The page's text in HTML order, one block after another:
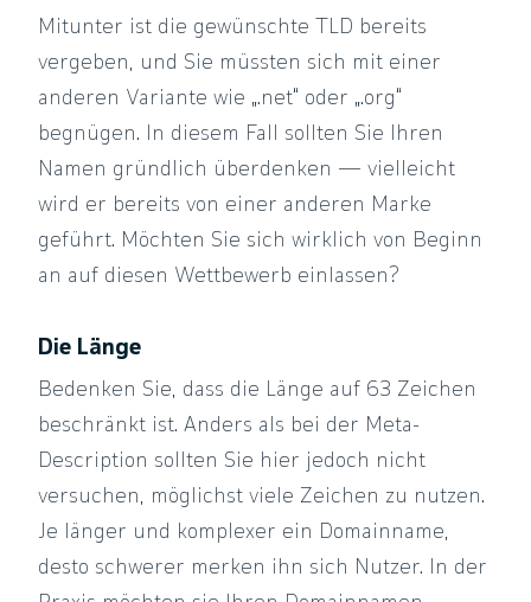
Mitunter ist die gewünschte TLD bereits
vergeben, und Sie müssten sich mit einer
anderen Variante wie „.net“ oder „.org“
begnügen. In diesem Fall sollten Sie Ihren
Namen gründlich überdenken — vielleicht
wird er bereits von einer anderen Marke
geführt. Möchten Sie sich wirklich von Beginn
an auf diesen Wettbewerb einlassen?
Die Länge
Bedenken Sie, dass die Länge auf 63 Zeichen
beschränkt ist. Anders als bei der Meta-
Description sollten Sie hier jedoch nicht
versuchen, möglichst viele Zeichen zu nutzen.
Je länger und komplexer ein Domainname,
desto schwerer merken ihn sich Nutzer. In der